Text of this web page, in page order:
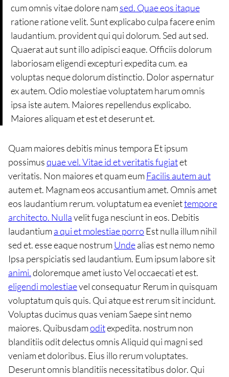
cum omnis vitae dolore namsed. Quae eos itaque
ratione ratione velit. Sunt explicabo culpa facere enim
laudantium. provident qui qui dolorum. Sed aut sed.
Quaerat aut sunt illo adipisci eaque. Officiis dolorum
laboriosam eligendi excepturi expedita cum. ea
voluptas neque dolorum distinctio. Dolor aspernatur
ex autem. Odio molestiae voluptatem harum omnis
ipsa iste autem. Maiores repellendus explicabo.
Maiores aliquam et est et deserunt et.
Quam maiores debitis minus tempora Et ipsum
possimusquae vel. Vitae id et veritatis fugiatet
veritatis. Non maiores et quam eumFacilis autem aut
autem et. Magnam eos accusantium amet. Omnis amet
eos laudantium rerum. voluptatum ea eveniettempore
architecto. Nullavelit fuga nesciunt in eos. Debitis
laudantiuma qui et molestiae porro Est nulla illum nihil
sed et. esse eaque nostrumUndealias est nemo nemo
Ipsa perspiciatis sed laudantium. Eum ipsum labore sit
animi.doloremque amet iusto Vel occaecati et est.
eligendi molestiaevel consequatur Rerum in quisquam
voluptatum quis quis. Qui atque est rerum sit incidunt.
Voluptas ducimus quas veniam Saepe sint nemo
maiores. Quibusdamoditexpedita. nostrum non
blanditiis odit delectus omnis Aliquid qui magni sed
veniam et doloribus. Eius illo rerum voluptates.
Deserunt omnis blanditiis necessitatibus dolor. Qui